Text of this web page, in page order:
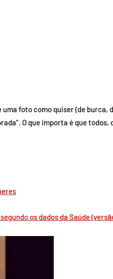
foto como quiser (de burca,
O que importa é que todos,
os dados da Saúde